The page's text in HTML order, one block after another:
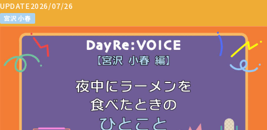
UPDATE2026/07/26
宮沢 小春